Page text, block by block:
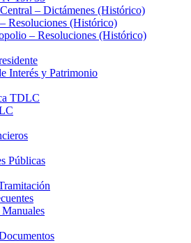
– Dictámenes (Histórico)
Resoluciones (Histórico)
– Resoluciones (Histórico)
Interés y Patrimonio
TDLC
Públicas